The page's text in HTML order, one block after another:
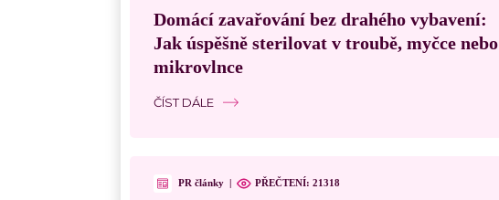
Domácí zavařování bez drahého vybavení:
Jak úspěšně sterilovat v troubě, myčce nebo
mikrovlnce
ČÍST DÁLE
PR články PŘEČTENÍ: 21318